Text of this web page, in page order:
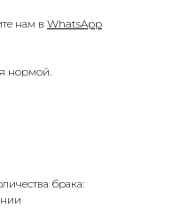
нам в WhatsApp
нормой.
брака: